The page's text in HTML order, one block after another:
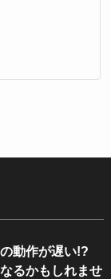
動作が遅い!?
るかもしれませ